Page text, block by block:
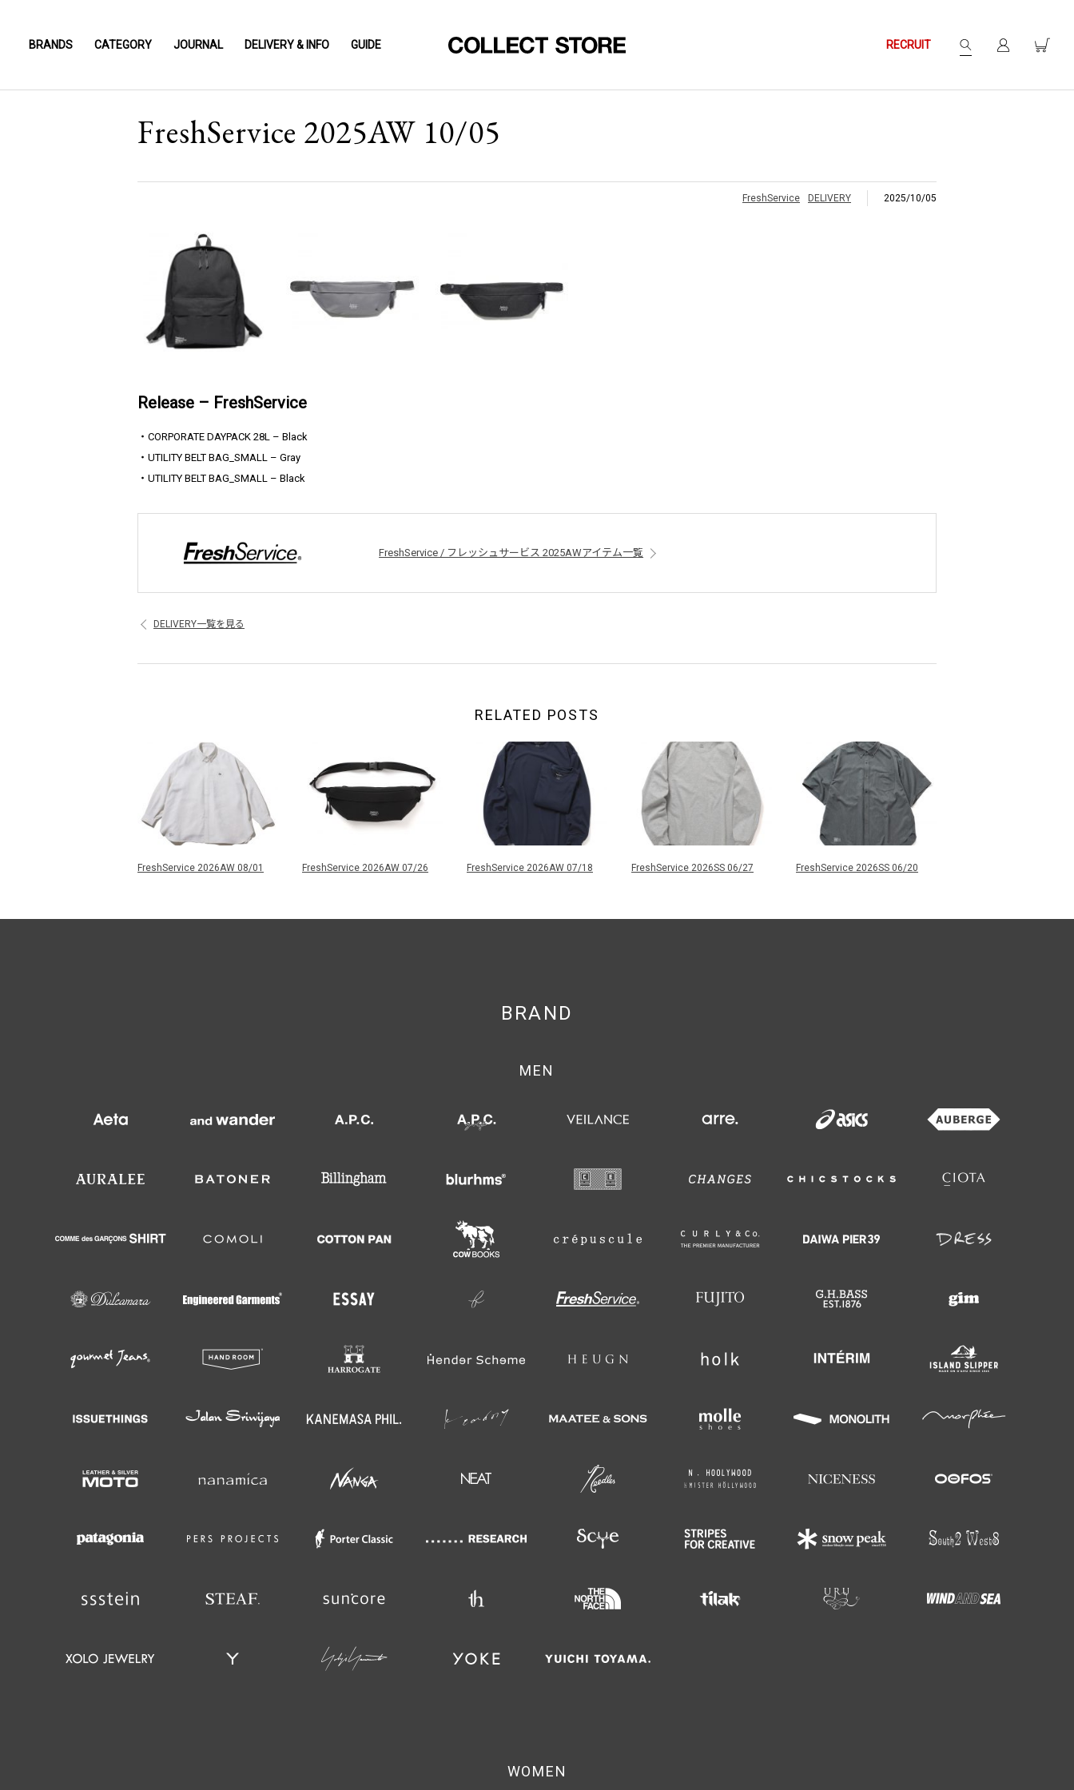
BRANDS CATEGORY JOURNAL DELIVERY & INFO GUIDE RECRUIT
FreshService 2025AW 10/05
FreshService DELIVERY 2025/10/05
Release – FreshService
・CORPORATE DAYPACK 28L – Black
・UTILITY BELT BAG_SMALL – Gray
・UTILITY BELT BAG_SMALL – Black
FreshService / フレッシュサービス 2025AWアイテム一覧
DELIVERY一覧を見る
RELATED POSTS
FreshService 2026AW 08/01 FreshService 2026AW 07/26 FreshService 2026AW 07/18 FreshService 2026SS 06/27 FreshService 2026SS 06/20
BRAND
MEN
WOMEN